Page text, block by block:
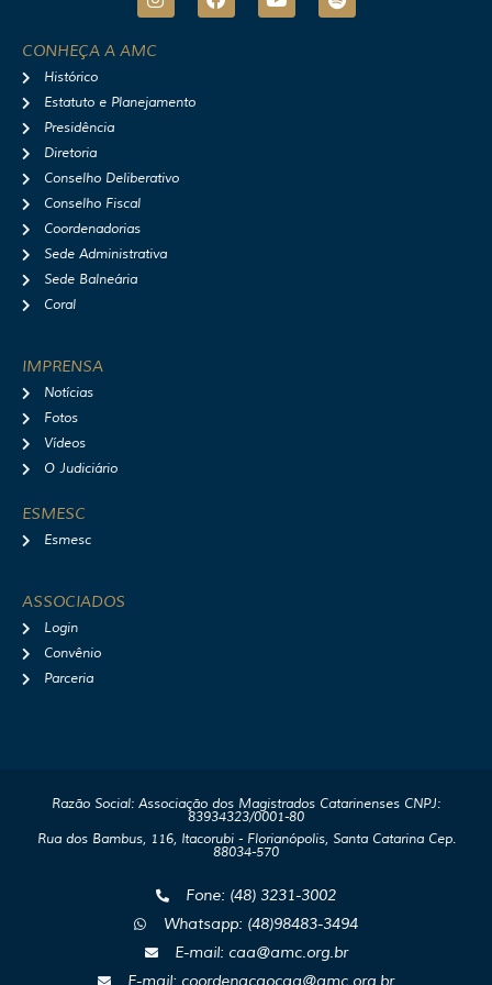
n
t
a
r
a
o
p
CONHEÇA A AMC
Histórico
Estatuto e Planejamento
Presidência
Diretoria
Conselho Deliberativo
Conselho Fiscal
Coordenadorias
Sede Administrativa
Sede Balneária
Coral
IMPRENSA
Notícias
Fotos
Vídeos
O Judiciário
ESMESC
Esmesc
ASSOCIADOS
Login
Convênio
Parceria
Razão Social: Associação dos Magistrados Catarinenses CNPJ:
83934323/0001-80
Rua dos Bambus, 116, Itacorubi - Florianópolis, Santa Catarina Cep.
88034-570
Fone: (48) 3231-3002
Whatsapp: (48)98483-3494
E-mail: caa@amc.org.br
E-mail: coordenacaocaa@amc.org.br